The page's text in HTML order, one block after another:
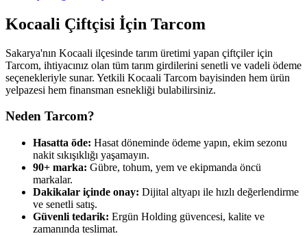
Kocaali Çiftçisi İçin Tarcom
Sakarya'nın Kocaali ilçesinde tarım üretimi yapan çiftçiler için
Tarcom, ihtiyacınız olan tüm tarım girdilerini senetli ve vadeli ödeme
seçenekleriyle sunar. Yetkili Kocaali Tarcom bayisinden hem ürün
yelpazesi hem finansman esnekliği bulabilirsiniz.
Neden Tarcom?
Hasatta öde: Hasat döneminde ödeme yapın, ekim sezonu
nakit sıkışıklığı yaşamayın.
90+ marka: Gübre, tohum, yem ve ekipmanda öncü
markalar.
Dakikalar içinde onay: Dijital altyapı ile hızlı değerlendirme
ve senetli satış.
Güvenli tedarik: Ergün Holding güvencesi, kalite ve
zamanında teslimat.